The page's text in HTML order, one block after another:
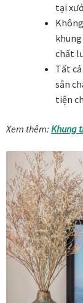
In tranh treo
Fine Art
In ảnh theo
In tranh
In tranh dán
in tranh mica
Khung ảnh
Khung ảnh cưới
Khung tranh gỗ
tại
chất
Tất cả
sẵn
tiện
Xem thêm: Khung